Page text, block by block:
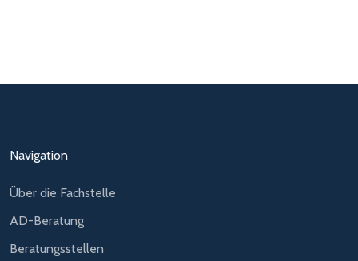
Navigation
Über die Fachstelle
AD-Beratung
Beratungsstellen